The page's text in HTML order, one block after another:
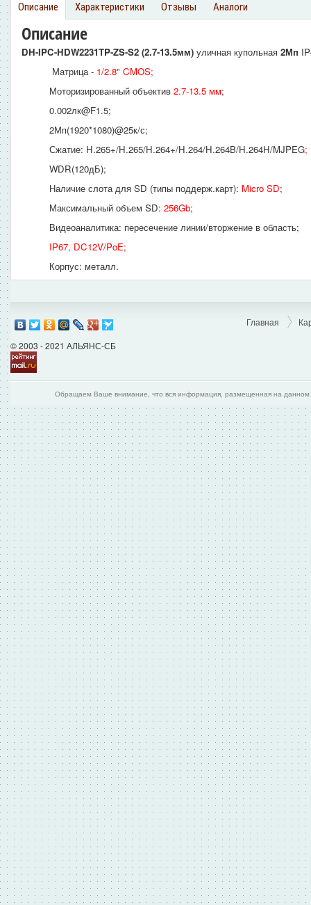
Описание Характеристики Отзывы Аналоги
Описание
DH-IPC-HDW2231TP-ZS-S2 (2.7-13.5мм) уличная купольная 2Мп
Матрица - 1/2.8" CMOS;
Моторизированный объектив 2.7-13.5 мм;
0.002лк@F1.5;
2Мп(1920*1080)@25к/с;
Сжатие: H.265+/H.265/H.264+/H.264/H.264B/H.264H/MJPEG;
WDR(120дБ);
Наличие слота для SD (типы поддерж.карт): Micro SD;
Максимальный объем SD: 256Gb;
Видеоаналитика: пересечение линии/вторжение в область;
IP67, DC12V/PoE;
Корпус: металл.
© 2003 - 2021 АЛЬЯНС-СБ
Главная
Обращаем Ваше внимание, что вся информация, размещенная на данном